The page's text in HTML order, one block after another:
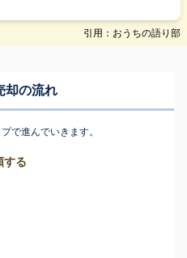
引用：おうちの語り部
却の流れ
で進んでいきます。
する